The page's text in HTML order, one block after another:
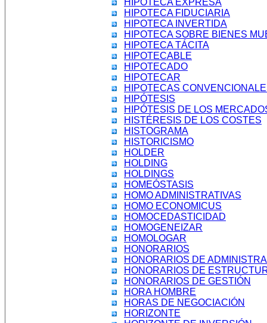
HIPOTECA EXPRESA
HIPOTECA FIDUCIARIA
HIPOTECA INVERTIDA
HIPOTECA SOBRE BIENES
HIPOTECA TÁCITA
HIPOTECABLE
HIPOTECADO
HIPOTECAR
HIPOTECAS
HIPÓTESIS
HIPÓTESIS DE LOS
HISTÉRESIS DE LOS COSTES
HISTOGRAMA
HISTORICISMO
HOLDER
HOLDING
HOLDINGS
HOMEÓSTASIS
HOMO ADMINISTRATIVAS
HOMO ECONOMICUS
HOMOCEDASTICIDAD
HOMOGENEIZAR
HOMOLOGAR
HONORARIOS
HONORARIOS DE
HONORARIOS DE
HONORARIOS DE GESTIÓN
HORA HOMBRE
HORAS DE NEGOCIACIÓN
HORIZONTE